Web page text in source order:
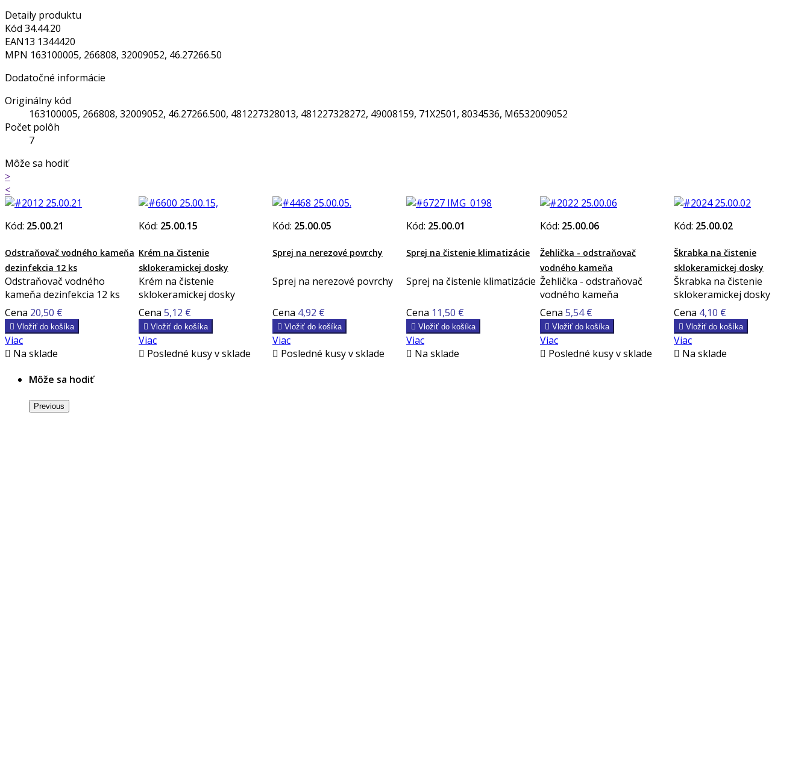
Detaily produktu
Kód 34.44.20
EAN13 1344420
MPN 163100005, 266808, 32009052, 46.27266.50
Dodatočné informácie
Originálny kód
163100005, 266808, 32009052, 46.27266.500, 481227328013, 481227328272, 49008159, 71X2501, 8034536, M6532009052
Počet polôh
7
Môže sa hodiť
>
<
Kód: 25.00.21
Odstraňovač vodného kameňa
dezinfekcia 12 ks
Odstraňovač vodného
kameňa dezinfekcia 12 ks
Cena 20,50 €
 Vložiť do košíka
Viac
 Na sklade
Kód: 25.00.15
Krém na čistenie
sklokeramickej dosky
Krém na čistenie
sklokeramickej dosky
Cena 5,12 €
 Vložiť do košíka
Viac
 Posledné kusy v sklade
Kód: 25.00.05
Sprej na nerezové povrchy
Sprej na nerezové povrchy
Cena 4,92 €
 Vložiť do košíka
Viac
 Posledné kusy v sklade
Kód: 25.00.01
Sprej na čistenie klimatizácie
Sprej na čistenie klimatizácie
Cena 11,50 €
 Vložiť do košíka
Viac
 Na sklade
Kód: 25.00.06
Žehlička - odstraňovač
vodného kameňa
Žehlička - odstraňovač
vodného kameňa
Cena 5,54 €
 Vložiť do košíka
Viac
 Posledné kusy v sklade
Kód: 25.00.02
Škrabka na čistenie
sklokeramickej dosky
Škrabka na čistenie
sklokeramickej dosky
Cena 4,10 €
 Vložiť do košíka
Viac
 Na sklade
Môže sa hodiť
Previous